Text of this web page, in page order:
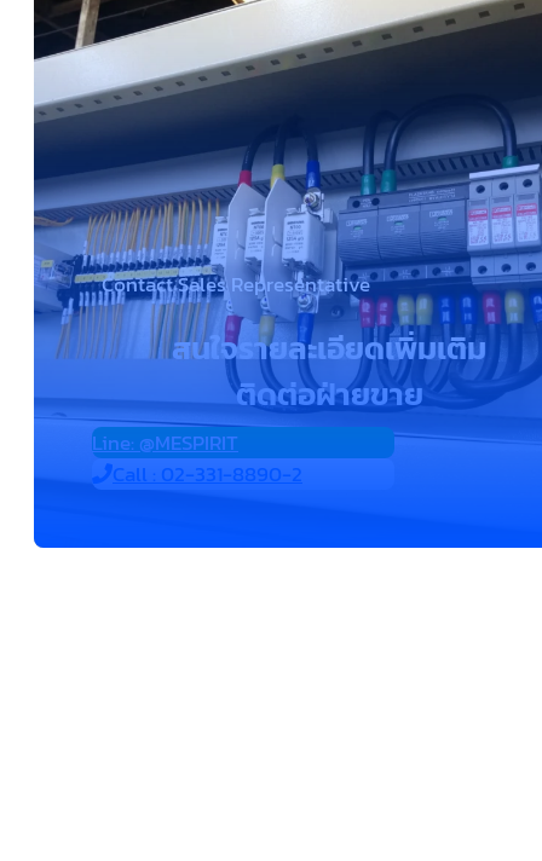
Contact Sales Representative
สนใจรายละเอียดเพิ่มเติม
ติดต่อฝ่ายขาย
Line: @MESPIRIT
Call : 02-331-8890-2